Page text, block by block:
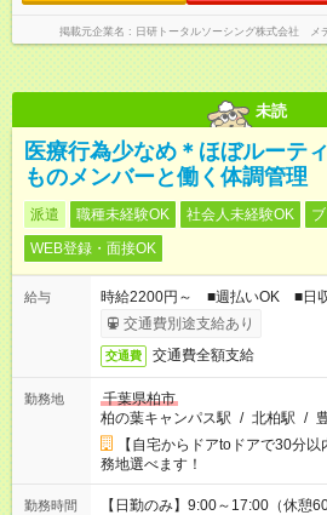
掲載元企業名 日研トータルソーシング株式会社
未読
医療行為少なめ＊ほぼルーテ
ものメンバーと働く体調管理
派遣 職種未経験OK 社会人未経験OK
WEB登録・面接OK
給与
時給2200円～ ■週払いOK ■日
交通費別途支給あり
交通費 交通費全額支給
勤務地
千葉県柏市
柏の葉キャンパス駅 / 北柏駅 /
【自宅からドアtoドアで30分
務地選べます！
勤務時間
【日勤のみ】9:00～17:00（休憩60分） ■ご希望があれ